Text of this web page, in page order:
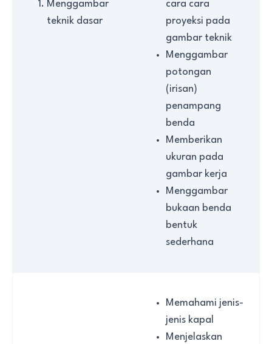
Menggambar
teknik dasar
cara cara
proyeksi pada
gambar teknik
Menggambar
potongan
(irisan)
penampang
benda
Memberikan
ukuran pada
gambar kerja
Menggambar
bukaan benda
bentuk
sederhana
Memahami jenis-
jenis kapal
Menjelaskan